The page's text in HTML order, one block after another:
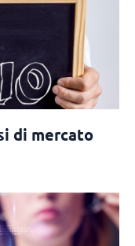
di mercato